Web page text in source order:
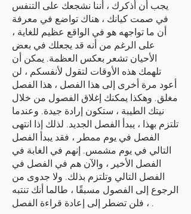
يجب أن أذكرك ، أننا نشجعك على التنفس
في صمت كيانك ، هناك تواضع في معرفة
أن ما تواجهه هو في الواقع عظيم للغاية ،
على الرغم من أنه قد يجعلك في بعض
الأحيان تشعر بعكس العظمة. يمكن أن
تلهمك هذه الأوقات لتقول لأنفسكم ، لن
أعود مرة أخرى إلى هذا الفصل ، هذا الفصل
مغلق. وهكذا يمكنك إغلاق الفصول من خلال
نيتك الطيبة ، ستكون إرادة جيدة. وعندما
تلتزم بهذا ، يبدأ الفصل الجديد. لذلك إذا انتهى
الفصل في يوم ممطر ، فقد يبدأ الفصل
التالي في يوم مشمس. إنهم في الغابة في
الفصل الأخير ، والآن هم في الفصل في
الفصل التالي وتلتزم بذلك. ولا جدوى من
الرجوع إلى الفصول مسبقًا ، طالما أنك تنتبه
، فلن تضطر إلى إعادة قراءة الفصل .